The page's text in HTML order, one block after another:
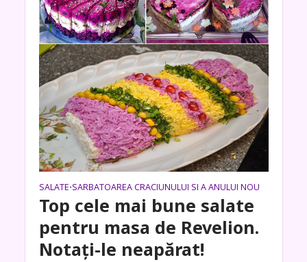
SALATE•SARBATOAREA CRACIUNULUI SI A ANULUI NOU
Top cele mai bune salate
pentru masa de Revelion.
Notați-le neapărat!